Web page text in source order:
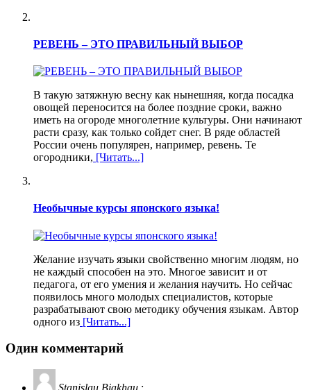
РЕВЕНЬ – ЭТО ПРАВИЛЬНЫЙ ВЫБОР
В такую затяжную весну как нынешняя, когда посадка
овощей переносится на более поздние сроки, важно
иметь на огороде многолетние культуры. Они начинают
расти сразу, как только сойдет снег. В ряде областей
России очень популярен, например, ревень. Те
огородники, [Читать...]
Необычные курсы японского языка!
Желание изучать языки свойственно многим людям, но
не каждый способен на это. Многое зависит и от
педагога, от его умения и желания научить. Но сейчас
появилось много молодых специалистов, которые
разрабатывают свою методику обучения языкам. Автор
одного из [Читать...]
Один комментарий